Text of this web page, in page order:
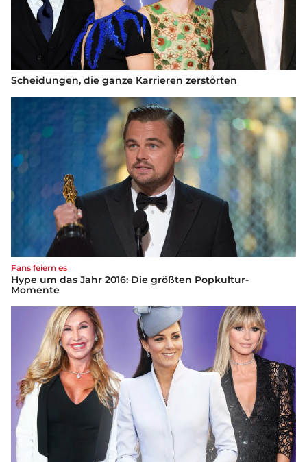
Scheidungen, die ganze Karrieren zerstörten
Fans feiern es
Hype um das Jahr 2016: Die größten Popkultur-
Momente